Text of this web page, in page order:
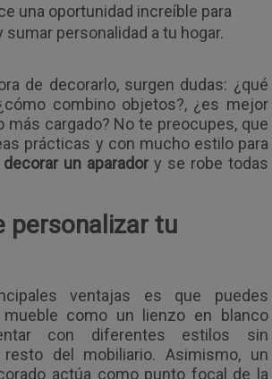
una oportunidad increíble para
personalidad a tu hogar.
de decorarlo, surgen dudas: ¿qué
combino objetos?, ¿es mejor
más cargado? No te preocupes, que
prácticas y con mucho estilo para
un aparadory se robe todas
personalizar tu
ventajas es que puedes
mueble como un lienzo en blanco
con diferentes estilos sin
del mobiliario. Asimismo, un
actúa como punto focal de la